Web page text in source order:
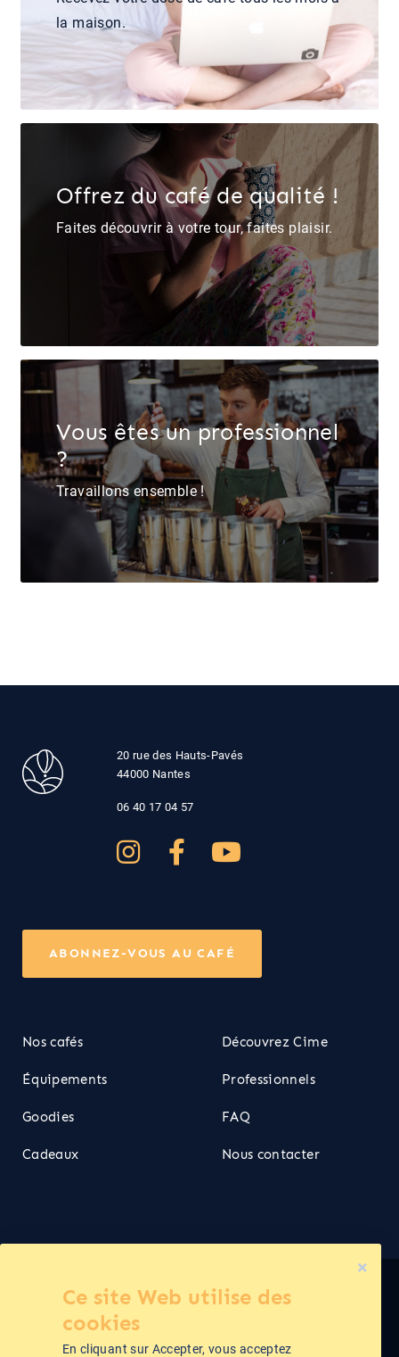
Ce site Web utilise des
cookies
En cliquant sur Accepter, vous acceptez
la maison.
Offrez du café de qualité !
Faites découvrir à votre tour, faites plaisir.
Vous êtes un professionnel
?
Travaillons ensemble !
20 rue des Hauts-Pavés
44000 Nantes
06 40 17 04 57
Nos cafés
Équipements
Goodies
Cadeaux
Découvrez Cime
Professionnels
FAQ
Nous contacter
ABONNEZ-VOUS AU CAFÉ
Cime ©2026